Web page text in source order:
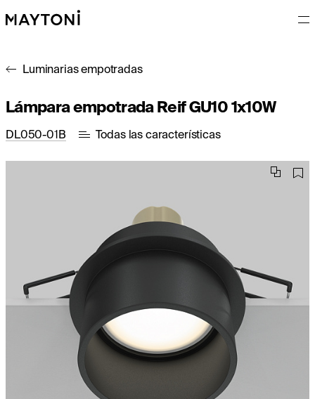
Luminarias empotradas
Lámpara empotrada Reif GU10 1x10W
DL050-01B Todas las características